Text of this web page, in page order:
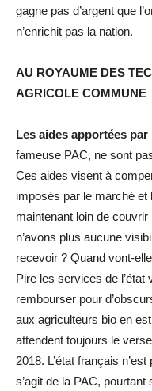
gagne pas d’argent que
n’enrichit pas la nation.
AU ROYAUME DES
AGRICOLE COMMUNE
Les aides apportées
fameuse PAC, ne sont
Ces aides visent à
imposés par le marché et
maintenant loin de
n’avons plus aucune
recevoir ? Quand vont-
Pire les services de l’état
rembourser pour
aux agriculteurs bio en
attendent toujours le
2018. L’état français
s’agit de la PAC,